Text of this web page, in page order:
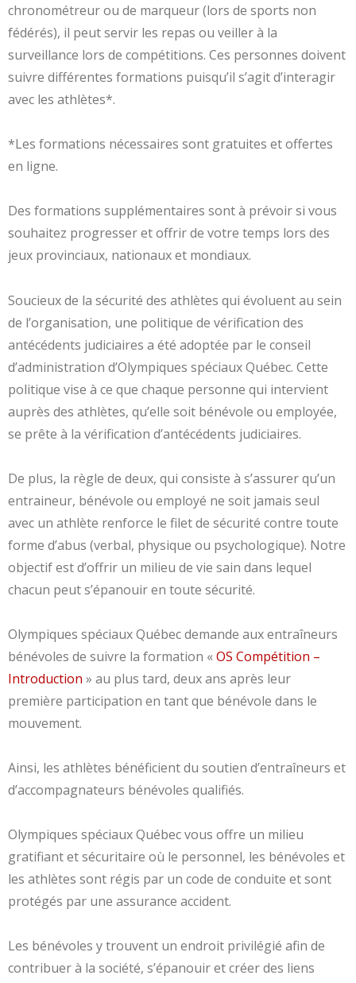
chronométreur ou de marqueur (lors de sports non
fédérés), il peut servir les repas ou veiller à la
surveillance lors de compétitions. Ces personnes doivent
suivre différentes formations puisqu’il s’agit d’interagir
avec les athlètes*.
*Les formations nécessaires sont gratuites et offertes
en ligne.
Des formations supplémentaires sont à prévoir si vous
souhaitez progresser et offrir de votre temps lors des
jeux provinciaux, nationaux et mondiaux.
Soucieux de la sécurité des athlètes qui évoluent au sein
de l’organisation, une politique de vérification des
antécédents judiciaires a été adoptée par le conseil
d’administration d’Olympiques spéciaux Québec. Cette
politique vise à ce que chaque personne qui intervient
auprès des athlètes, qu’elle soit bénévole ou employée,
se prête à la vérification d’antécédents judiciaires.
De plus, la règle de deux, qui consiste à s’assurer qu’un
entraineur, bénévole ou employé ne soit jamais seul
avec un athlète renforce le filet de sécurité contre toute
forme d’abus (verbal, physique ou psychologique). Notre
objectif est d’offrir un milieu de vie sain dans lequel
chacun peut s’épanouir en toute sécurité.
Olympiques spéciaux Québec demande aux entraîneurs
bénévoles de suivre la formation «OS Compétition –
Introduction » au plus tard, deux ans après leur
première participation en tant que bénévole dans le
mouvement.
Ainsi, les athlètes bénéficient du soutien d’entraîneurs et
d’accompagnateurs bénévoles qualifiés.
Olympiques spéciaux Québec vous offre un milieu
gratifiant et sécuritaire où le personnel, les bénévoles et
les athlètes sont régis par un code de conduite et sont
protégés par une assurance accident.
Les bénévoles y trouvent un endroit privilégié afin de
contribuer à la société, s’épanouir et créer des liens